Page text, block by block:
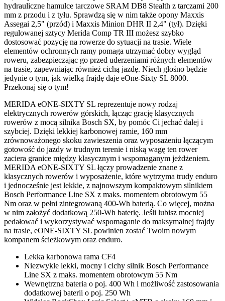
hydrauliczne hamulce tarczowe SRAM DB8 Stealth z tarczami 200
mm z przodu i z tyłu. Sprawdzą się w nim także opony Maxxis
Assegai 2,5" (przód) i Maxxis Minion DHR II 2,4" (tył). Dzięki
regulowanej sztycy Merida Comp TR III możesz szybko
dostosować pozycję na rowerze do sytuacji na trasie. Wiele
elementów ochronnych ramy pomaga utrzymać dobry wygląd
roweru, zabezpieczając go przed uderzeniami różnych elementów
na trasie, zapewniając również cichą jazdę. Niech głośno będzie
jedynie o tym, jak wielką frajdę daje eOne-Sixty SL 8000.
Przekonaj się o tym!
MERIDA eONE-SIXTY SL reprezentuje nowy rodzaj
elektrycznych rowerów górskich, łącząc grację klasycznych
rowerów z mocą silnika Bosch SX, by pomóc Ci jechać dalej i
szybciej. Dzięki lekkiej karbonowej ramie, 160 mm
zrównoważonego skoku zawieszenia oraz wyposażeniu łączącym
gotowość do jazdy w trudnym terenie i niską wagę ten rower
zaciera granice między klasycznym i wspomaganym jeżdżeniem.
MERIDA eONE-SIXTY SL łączy prowadzenie znane z
klasycznych rowerów i wyposażenie, które wytrzyma trudy enduro
i jednocześnie jest lekkie, z najnowszym kompaktowym silnikiem
Bosch Performance Line SX z maks. momentem obrotowym 55
Nm oraz w pełni zintegrowaną 400-Wh baterią. Co więcej, można
w nim założyć dodatkową 250-Wh baterię. Jeśli lubisz mocniej
pedałować i wykorzystywać wspomaganie do maksymalnej frajdy
na trasie, eONE-SIXTY SL powinien zostać Twoim nowym
kompanem ścieżkowym oraz enduro.
Lekka karbonowa rama CF4
Niezwykle lekki, mocny i cichy silnik Bosch Performance
Line SX z maks. momentem obrotowym 55 Nm
Wewnętrzna bateria o poj. 400 Wh i możliwość zastosowania
dodatkowej baterii o poj. 250 Wh